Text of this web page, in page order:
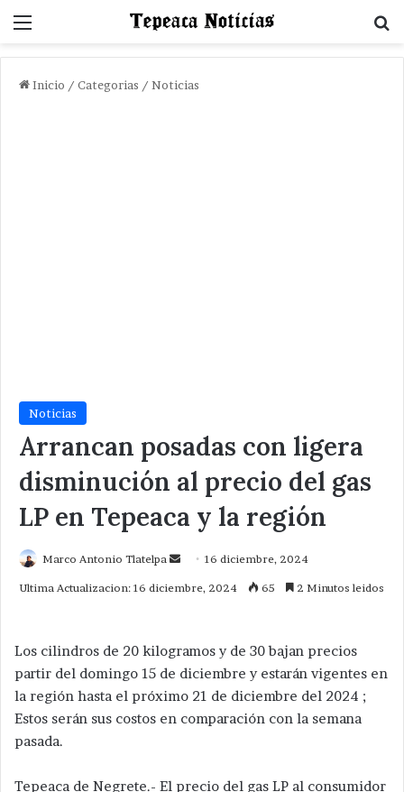
Menu
Inicio / Categorias / Noticias
Noticias
Arrancan posadas con ligera
disminución al precio del gas
LP en Tepeaca y la región
Marco Antonio Tlatelpa
Send16 diciembre, 2024
Ultima Actualizacion: 16 diciembre, 2024 65 2 Minutos leidos
Los cilindros de 20 kilogramos y de 30 bajan precios
partir del domingo 15 de diciembre y estarán vigentes en
la región hasta el próximo 21 de diciembre del 2024 ;
Estos serán sus costos en comparación con la semana
pasada.
Tepeaca de Negrete.- El precio del gas LP al consumidor